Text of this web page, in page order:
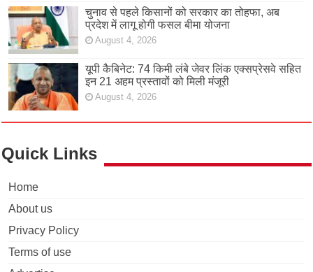
चुनाव से पहले किसानों को सरकार का तोहफा, अब
प्रदेश में लागू होगी फसल बीमा योजना
August 4, 2026
यूपी कैबिनेट: 74 किमी लंबे जेवर लिंक एक्सप्रेसवे सहित
इन 21 अहम प्रस्तावों को मिली मंजूरी
August 4, 2026
Quick Links
Home
About us
Privacy Policy
Terms of use